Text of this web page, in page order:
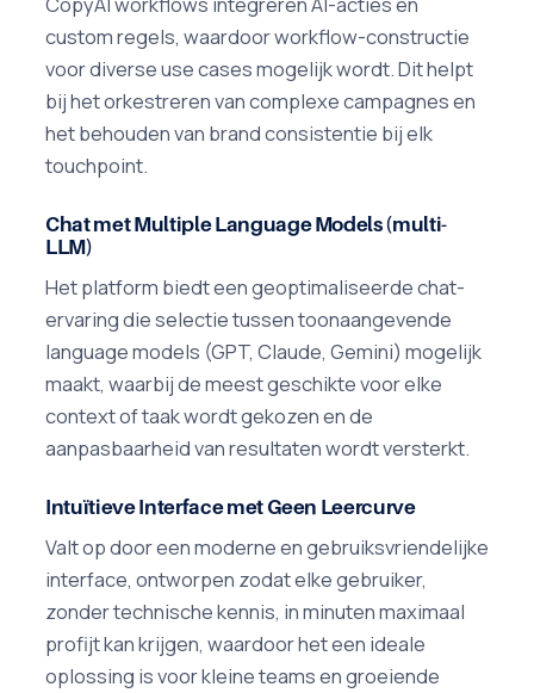
custom regels, waardoor workflow-constructie
voor diverse use cases mogelijk wordt. Dit helpt
bij het orkestreren van complexe campagnes en
het behouden van brand consistentie bij elk
touchpoint.
Chat met Multiple Language Models (multi-
LLM)
Het platform biedt een geoptimaliseerde chat-
ervaring die selectie tussen toonaangevende
language models (GPT, Claude, Gemini) mogelijk
maakt, waarbij de meest geschikte voor elke
context of taak wordt gekozen en de
aanpasbaarheid van resultaten wordt versterkt.
Intuïtieve Interface met Geen Leercurve
Valt op door een moderne en gebruiksvriendelijke
interface, ontworpen zodat elke gebruiker,
zonder technische kennis, in minuten maximaal
profijt kan krijgen, waardoor het een ideale
oplossing is voor kleine teams en groeiende